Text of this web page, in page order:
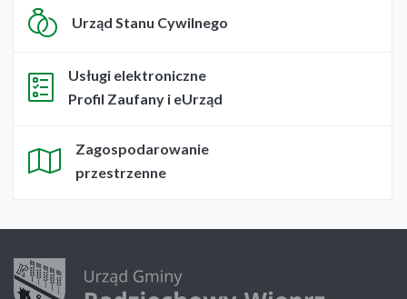
Urząd Stanu Cywilnego
Usługi elektroniczne
Profil Zaufany i eUrząd
Zagospodarowanie
przestrzenne